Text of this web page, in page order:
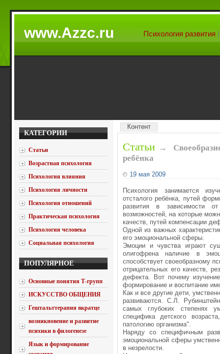
www.Azzc.ru Психология развития
КАТЕГОРИИ
Статьи
Возрастная психология
Психология влияния
Психология личности
Психология отношений
Практическая психология
Психология человека
Социальная психология
ПОПУЛЯРНОЕ
Основные понятия Т-групп
ИСКУССТВО ОБЩЕНИЯ
Гештальттерапия вкратце
возникновение и развитие
психики в филогенезе
Язык и формирование
Контент
Статьи →
ребёнка
19 мая 2009
Психология занимается
отсталого ребёнка, путей
развития в зависимости
возможностей, на которые
качеств, путей компенсации
Одной из важных
его эмоциональной сферы.
Эмоции и чувства играют
олигофрена наличие в
способствует своеобразному
отрицательных его качеств,
дефекта. Вот почему
формирование и воспитание
Как и все другие дети,
развиваются. С.Л.
самых глубоких степенях
специфика детского
патологию организма".
Наряду со специфичным
эмоциональной сферы
в незрелости.